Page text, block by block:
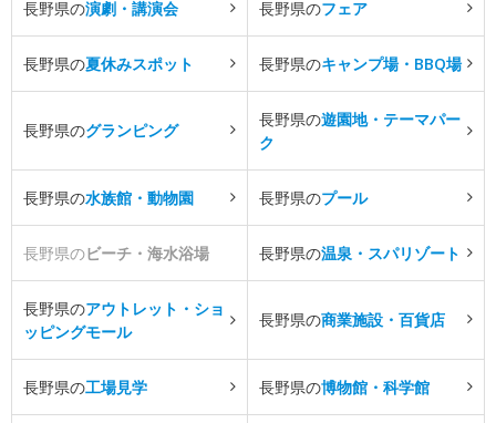
長野県の演劇・講演会 長野県のフェア
長野県の夏休みスポット 長野県のキャンプ場・BBQ場
長野県のグランピング
長野県の遊園地・テーマパー
ク
長野県の水族館・動物園 長野県のプール
長野県のビーチ・海水浴場 長野県の温泉・スパリゾート
長野県のアウトレット・ショ
ッピングモール
長野県の商業施設・百貨店
長野県の工場見学 長野県の博物館・科学館